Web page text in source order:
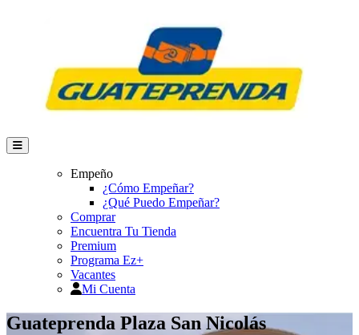
Empeño
¿Cómo Empeñar?
¿Qué Puedo Empeñar?
Comprar
Encuentra Tu Tienda
Premium
Programa Ez+
Vacantes
Mi Cuenta
Guateprenda Plaza San Nicolás